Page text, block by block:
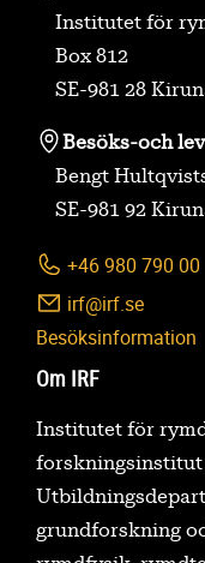
Institutet för
Box 812
SE-981 28
Besöks-och
Bengt
SE-981 92
+46 980 790 00
irf@irf.se
Besöksinformation
Om IRF
Institutet för
forskningsinstitut
grundforskning